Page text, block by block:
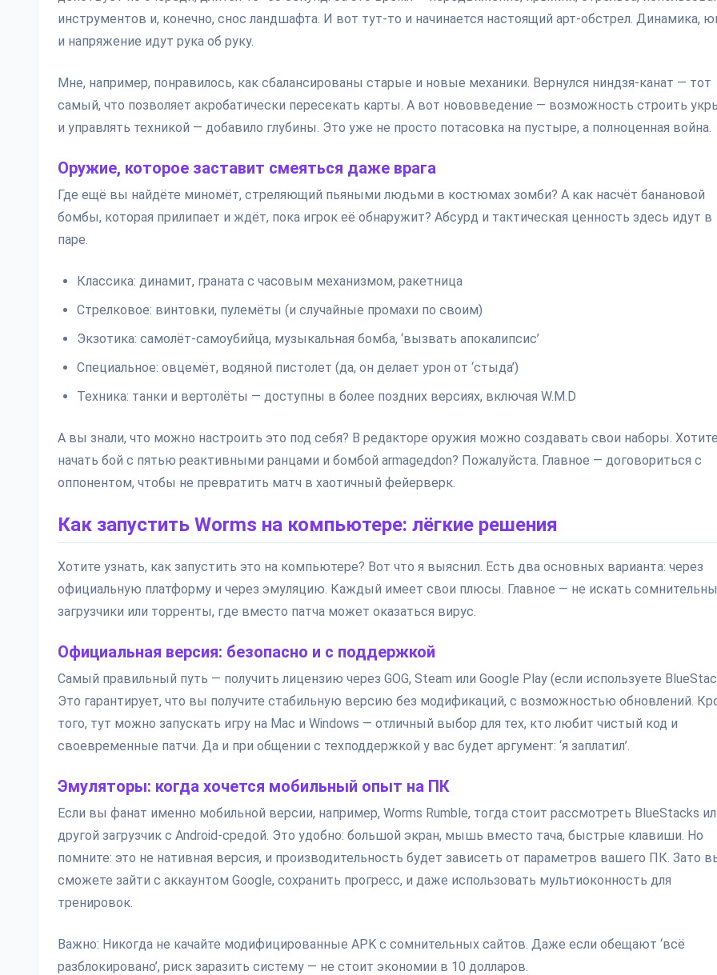
инструментов и, конечно, снос ландшафта. И вот тут-то и начинается настоящий арт-обстрел. Динамика,
и напряжение идут рука об руку.
Мне, например, понравилось, как сбалансированы старые и новые механики. Вернулся ниндзя-канат — тот
самый, что позволяет акробатически пересекать карты. А вот нововведение — возможность строить
и управлять техникой — добавило глубины. Это уже не просто потасовка на пустыре, а полноценная война.
Оружие, которое заставит смеяться даже врага
Где ещё вы найдёте миномёт, стреляющий пьяными людьми в костюмах зомби? А как насчёт банановой
бомбы, которая прилипает и ждёт, пока игрок её обнаружит? Абсурд и тактическая ценность здесь идут в
паре.
Классика: динамит, граната с часовым механизмом, ракетница
Стрелковое: винтовки, пулемёты (и случайные промахи по своим)
Экзотика: самолёт-самоубийца, музыкальная бомба, ‘вызвать апокалипсис’
Специальное: овцемёт, водяной пистолет (да, он делает урон от ‘стыда’)
Техника: танки и вертолёты — доступны в более поздних версиях, включая W.M.D
А вы знали, что можно настроить это под себя? В редакторе оружия можно создавать свои наборы. Хотите
начать бой с пятью реактивными ранцами и бомбой armagедdon? Пожалуйста. Главное — договориться с
оппонентом, чтобы не превратить матч в хаотичный фейерверк.
Как запустить Worms на компьютере: лёгкие решения
Хотите узнать, как запустить это на компьютере? Вот что я выяснил. Есть два основных варианта: через
официальную платформу и через эмуляцию. Каждый имеет свои плюсы. Главное — не искать
загрузчики или торренты, где вместо патча может оказаться вирус.
Официальная версия: безопасно и с поддержкой
Самый правильный путь — получить лицензию через GOG, Steam или Google Play (если используете
Это гарантирует, что вы получите стабильную версию без модификаций, с возможностью обновлений.
того, тут можно запускать игру на Mac и Windows — отличный выбор для тех, кто любит чистый код и
своевременные патчи. Да и при общении с техподдержкой у вас будет аргумент: ‘я заплатил’.
Эмуляторы: когда хочется мобильный опыт на ПК
Если вы фанат именно мобильной версии, например, Worms Rumble, тогда стоит рассмотреть BlueStacks
другой загрузчик с Android-средой. Это удобно: большой экран, мышь вместо тача, быстрые клавиши. Но
помните: это не нативная версия, и производительность будет зависеть от параметров вашего ПК. Зато
сможете зайти с аккаунтом Google, сохранить прогресс, и даже использовать мультиоконность для
тренировок.
Важно: Никогда не качайте модифицированные APK с сомнительных сайтов. Даже если обещают ‘всё
разблокировано’, риск заразить систему — не стоит экономии в 10 долларов.